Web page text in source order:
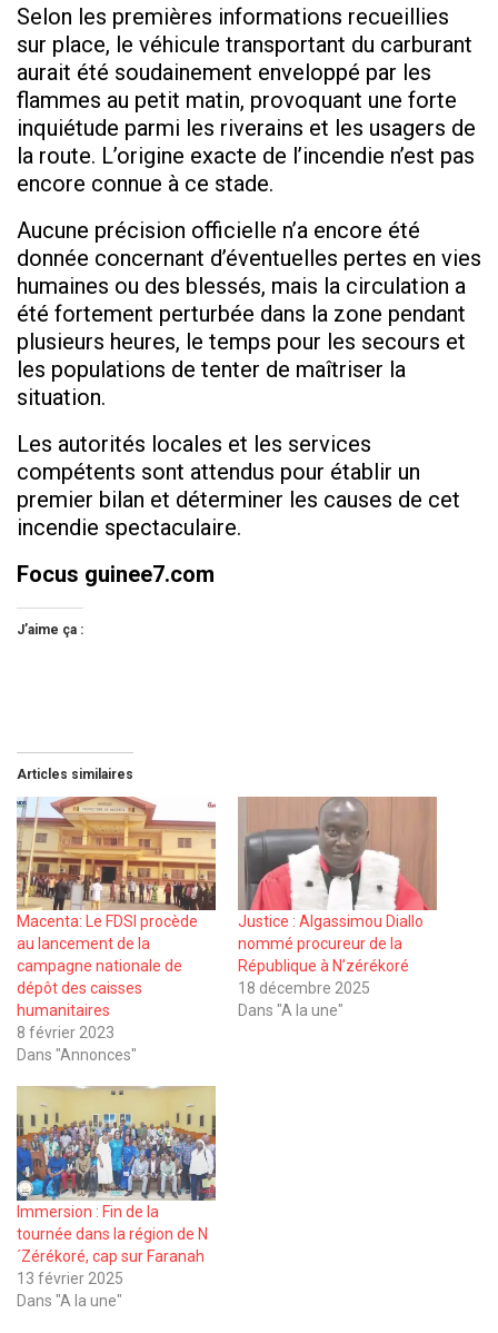
Selon les premières informations recueillies
sur place, le véhicule transportant du carburant
aurait été soudainement enveloppé par les
flammes au petit matin, provoquant une forte
inquiétude parmi les riverains et les usagers de
la route. L’origine exacte de l’incendie n’est pas
encore connue à ce stade.
Aucune précision officielle n’a encore été
donnée concernant d’éventuelles pertes en vies
humaines ou des blessés, mais la circulation a
été fortement perturbée dans la zone pendant
plusieurs heures, le temps pour les secours et
les populations de tenter de maîtriser la
situation.
Les autorités locales et les services
compétents sont attendus pour établir un
premier bilan et déterminer les causes de cet
incendie spectaculaire.
Focus guinee7.com
J’aime ça :
Articles similaires
Macenta: Le FDSI procède
au lancement de la
campagne nationale de
dépôt des caisses
humanitaires
8 février 2023
Dans "Annonces"
Justice : Algassimou Diallo
nommé procureur de la
République à N’zérékoré
18 décembre 2025
Dans "A la une"
Immersion : Fin de la
tournée dans la région de N
´Zérékoré, cap sur Faranah
13 février 2025
Dans "A la une"